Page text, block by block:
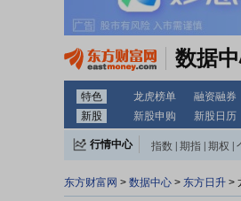
数据
特色 龙虎榜单 融资融券
新股
新股申购 新股日历
行情中心 指数 期指 期权
东方财富网 > 数据中心 > 东方日升 >